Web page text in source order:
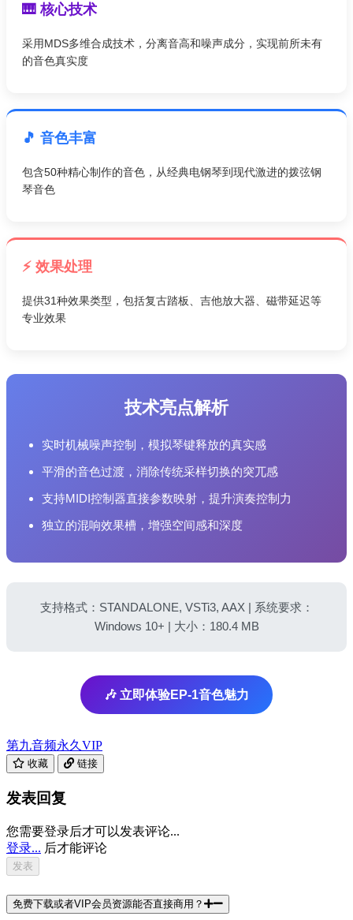
🎹 核心技术
采用MDS多维合成技术，分离音高和噪声成分，实现前所未有
的音色真实度
🎵 音色丰富
包含50种精心制作的音色，从经典电钢琴到现代激进的拨弦钢
琴音色
⚡ 效果处理
提供31种效果类型，包括复古踏板、吉他放大器、磁带延迟等
专业效果
技术亮点解析
实时机械噪声控制，模拟琴键释放的真实感
平滑的音色过渡，消除传统采样切换的突兀感
支持MIDI控制器直接参数映射，提升演奏控制力
独立的混响效果槽，增强空间感和深度
支持格式：STANDALONE, VSTi3, AAX | 系统要求：
Windows 10+ | 大小：180.4 MB
🎶 立即体验EP-1音色魅力
第九音频永久VIP
收藏 链接
发表回复
您需要登录后才可以发表评论...
登录... 后才能评论
免费下载或者VIP会员资源能否直接商用？